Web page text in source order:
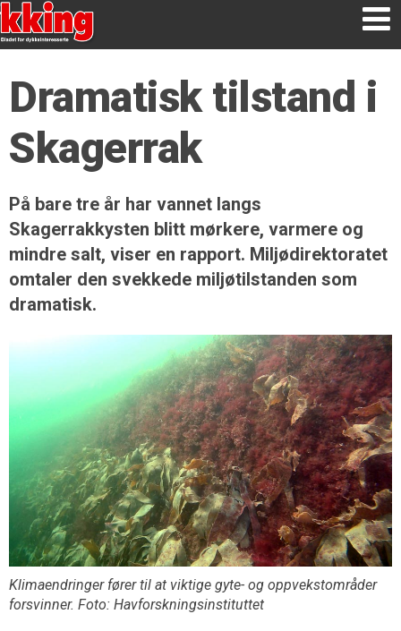
Dramatisk tilstand i
Skagerrak
På bare tre år har vannet langs
Skagerrakkysten blitt mørkere, varmere og
mindre salt, viser en rapport. Miljødirektoratet
omtaler den svekkede miljøtilstanden som
dramatisk.
Klimaendringer fører til at viktige gyte- og oppvekstområder
forsvinner. Foto: Havforskningsinstituttet